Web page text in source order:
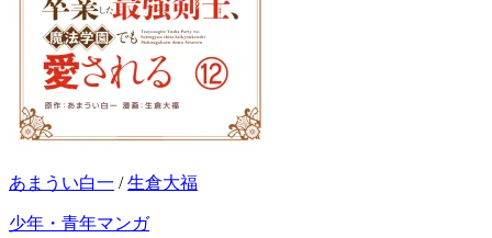
あまうい白一 /生倉大福
少年・青年マンガ